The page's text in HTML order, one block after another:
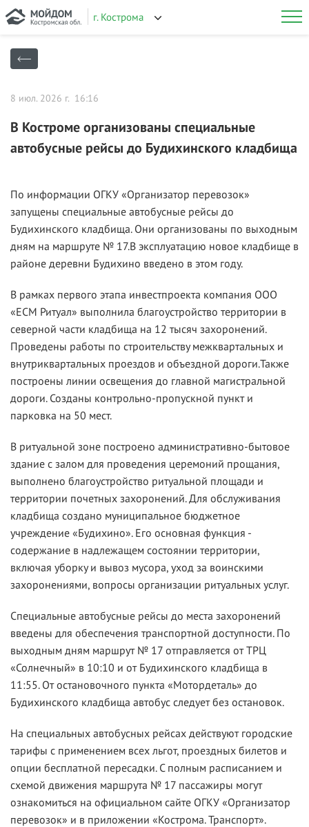
г. Кострома
8 июл. 2026 г. 16:16
В Костроме организованы специальные
автобусные рейсы до Будихинского кладбища
По информации ОГКУ «Организатор перевозок»
запущены специальные автобусные рейсы до
Будихинского кладбища. Они организованы по выходным
дням на маршруте № 17.В эксплуатацию новое кладбище в
районе деревни Будихино введено в этом году.
В рамках первого этапа инвестпроекта компания ООО
«ЕСМ Ритуал» выполнила благоустройство территории в
северной части кладбища на 12 тысяч захоронений.
Проведены работы по строительству межквартальных и
внутриквартальных проездов и объездной дороги.Также
построены линии освещения до главной магистральной
дороги. Созданы контрольно-пропускной пункт и
парковка на 50 мест.
В ритуальной зоне построено административно-бытовое
здание с залом для проведения церемоний прощания,
выполнено благоустройство ритуальной площади и
территории почетных захоронений. Для обслуживания
кладбища создано муниципальное бюджетное
учреждение «Будихино». Его основная функция -
содержание в надлежащем состоянии территории,
включая уборку и вывоз мусора, уход за воинскими
захоронениями, вопросы организации ритуальных услуг.
Специальные автобусные рейсы до места захоронений
введены для обеспечения транспортной доступности. По
выходным дням маршрут № 17 отправляется от ТРЦ
«Солнечный» в 10:10 и от Будихинского кладбища в
11:55. От остановочного пункта «Мотордеталь» до
Будихинского кладбища автобус следует без остановок.
На специальных автобусных рейсах действуют городские
тарифы с применением всех льгот, проездных билетов и
опции бесплатной пересадки. С полным расписанием и
схемой движения маршрута № 17 пассажиры могут
ознакомиться на официальном сайте ОГКУ «Организатор
перевозок» и в приложении «Кострома. Транспорт».